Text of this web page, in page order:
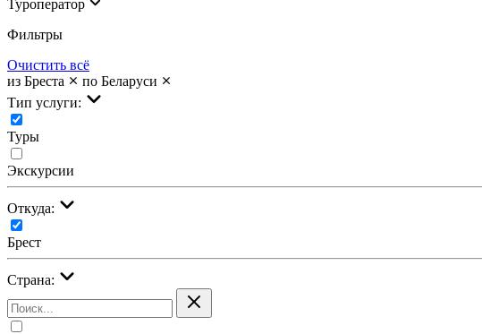
Туроператор
Фильтры
Очистить всё
из Бреста
по Беларуси
Тип услуги:
Туры
Экскурсии
Откуда:
Брест
Страна: